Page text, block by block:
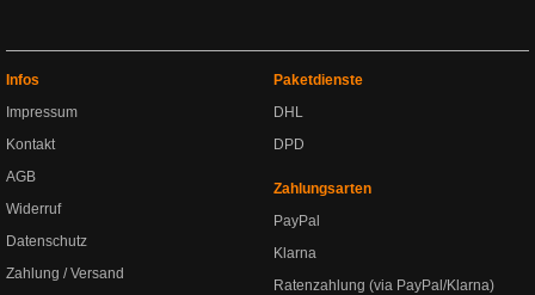
Infos
Impressum
Kontakt
AGB
Widerruf
Datenschutz
Zahlung / Versand
Paketdienste
DHL
DPD
Zahlungsarten
PayPal
Klarna
Ratenzahlung (via PayPal/Klarna)